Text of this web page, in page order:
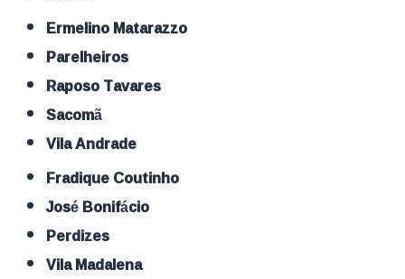
Ermelino Matarazzo
Parelheiros
Raposo Tavares
Sacomã
Vila Andrade
Fradique Coutinho
José Bonifácio
Perdizes
Vila Madalena